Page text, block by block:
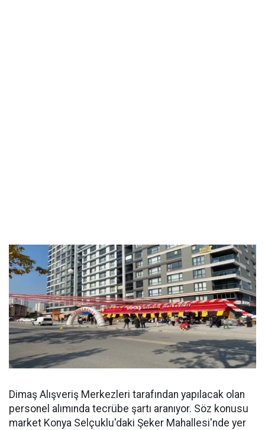
Dimaş Alışveriş Merkezleri tarafından yapılacak olan
personel alımında tecrübe şartı aranıyor. Söz konusu
market Konya Selçuklu'daki Şeker Mahallesi'nde yer